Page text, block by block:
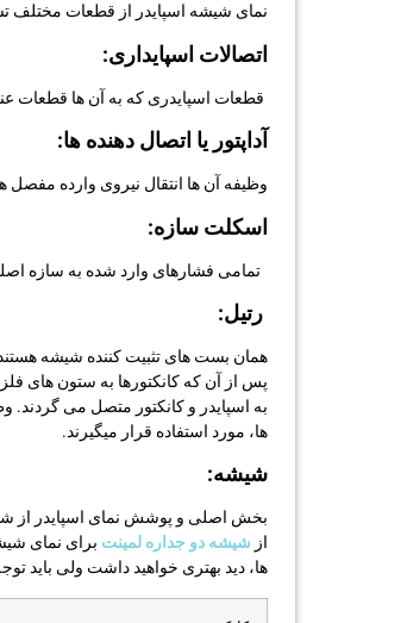
نمای شیشه اسپایدر از قطعات مختلف
اتصالات اسپایداری:
قطعات اسپایدری که به آن ها قطعات
آداپتور یا اتصال دهنده ها:
وظیفه آن ها انتقال نیروی وارده
اسکلت سازه:
تمامی فشارهای وارد شده به سازه
رتیل:
همان بست های تثبیت کننده شیشه
پس از آن که کانکتورها به ستون های
ها، مورد استفاده قرار میگیرند.
شیشه:
بخش اصلی و پوشش نمای اسپایدر از
از شیشه دو جداره لمینت برای نمای
ها، دید بهتری خواهید داشت ولی باید